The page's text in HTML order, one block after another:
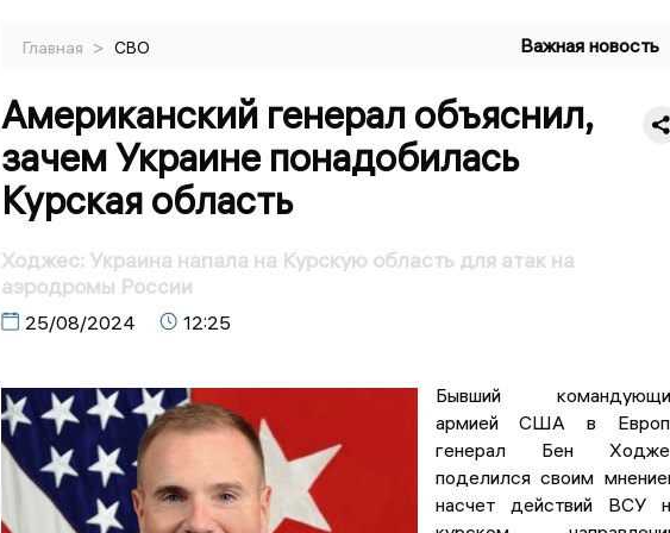
Главная > СВО Важная новость
Американский генерал объяснил,
зачем Украине понадобилась
Курская область
Ходжес: Украина напала на Курскую область для атак на
аэродромы России
25/08/2024 12:25
Бывший
армией США в
генерал Бен
поделился своим
насчет действий ВСУ